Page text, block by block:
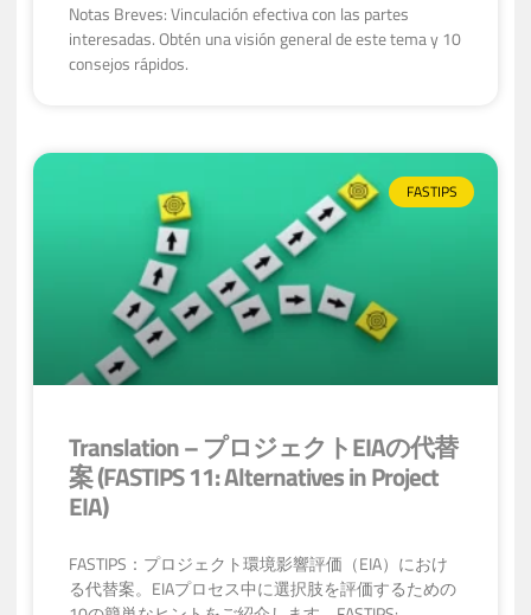
Notas Breves: Vinculación efectiva con las partes
interesadas. Obtén una visión general de este tema y 10
consejos rápidos.
FASTIPS
Translation – プロジェクトEIAの代替
案 (FASTIPS 11: Alternatives in Project
EIA)
FASTIPS：プロジェクト環境影響評価（EIA）におけ
る代替案。EIAプロセス中に選択肢を評価するための